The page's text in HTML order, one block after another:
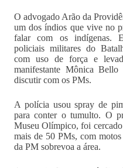
O advogado Arão da
um dos índios que vive no
falar com os indígenas.
policiais militares do
com uso de força e
manifestante Mônica
discutir com os PMs.
A polícia usou spray de
para conter o tumulto. O
Museu Olímpico, foi
mais de 50 PMs, com
da PM sobrevoa a área.